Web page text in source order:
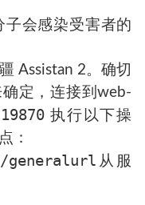
子会感染受害者的
Assistan 2。确切
定，连接到web-
执行以下操
：
generalurl 从服